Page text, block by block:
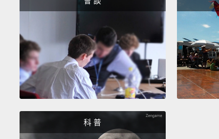
科 普